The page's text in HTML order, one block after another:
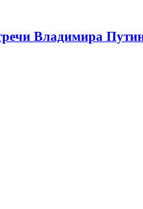
Владимира